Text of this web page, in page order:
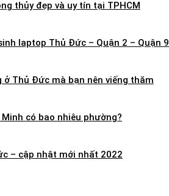
thủy đẹp và uy tín tại TPHCM
laptop Thủ Đức – Quận 2 – Quận 9
ở Thủ Đức mà bạn nên viếng thăm
có bao nhiêu phường?
– cập nhật mới nhất 2022